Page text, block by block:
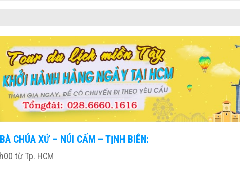
CHÚA XỨ – NÚI CẤM – TỊNH BIÊN:
từ Tp. HCM